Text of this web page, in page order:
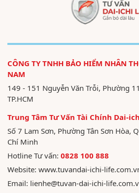
CÔNG TY TNHH BẢO HIỂM NHÂN
NAM
149 - 151 Nguyễn Văn Trỗi, Phường
TP.HCM
Trung Tâm Tư Vấn Tài Chính Dai-
Số 7 Lam Sơn, Phường Tân Sơn Hòa,
Chí Minh
Hotline Tư vấn: 0828 100 888
Website: www.tuvandai-ichi-
Email: lienhe@tuvan-dai-ichi-